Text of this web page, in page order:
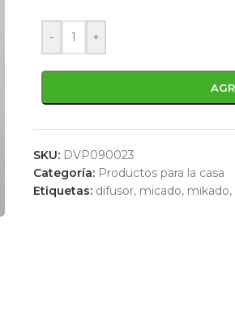
- +
SKU: DVP090023
Categoría: Productos para la casa
Etiquetas: difusor, micado, mikado,